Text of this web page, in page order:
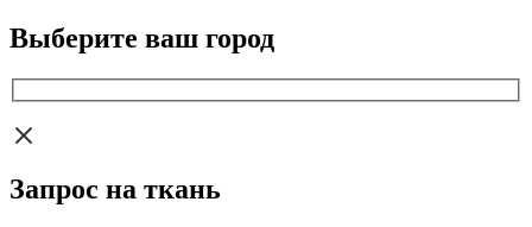
Выберите ваш город
Запрос на ткань